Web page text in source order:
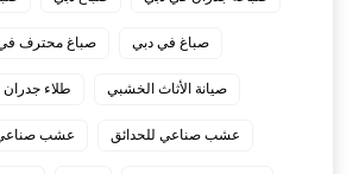
صباغ في دبي صباغ محترف
صيانة الأثاث الخشبي طلاء جدران
عشب صناعي للحدائق عشب